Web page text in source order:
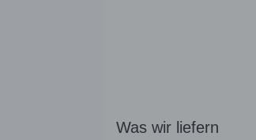
Was wir liefern